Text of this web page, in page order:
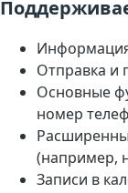
Отправка и
Основные
номер
(например,
Записи в